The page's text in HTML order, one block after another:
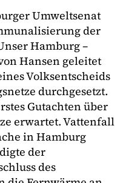
Umweltsenat
der
Hamburg –
Hansen geleitet
Volksentscheids
durchgesetzt.
Gutachten über
erwartet. Vattenfall
in Hamburg
der
des